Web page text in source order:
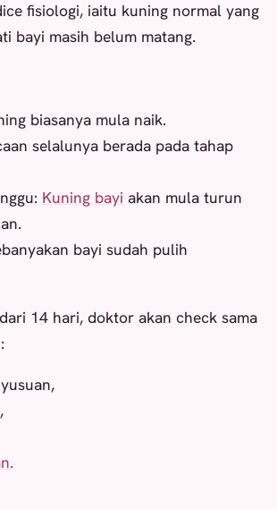
fisiologi, iaitu kuning normal yang
bayi masih belum matang.
biasanya mula naik.
selalunya berada pada tahap
Kuning bayi akan mula turun
bayi sudah pulih
14 hari, doktor akan check sama